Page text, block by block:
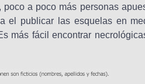
a poco más personas
el publicar las esquelas en
más fácil encontrar